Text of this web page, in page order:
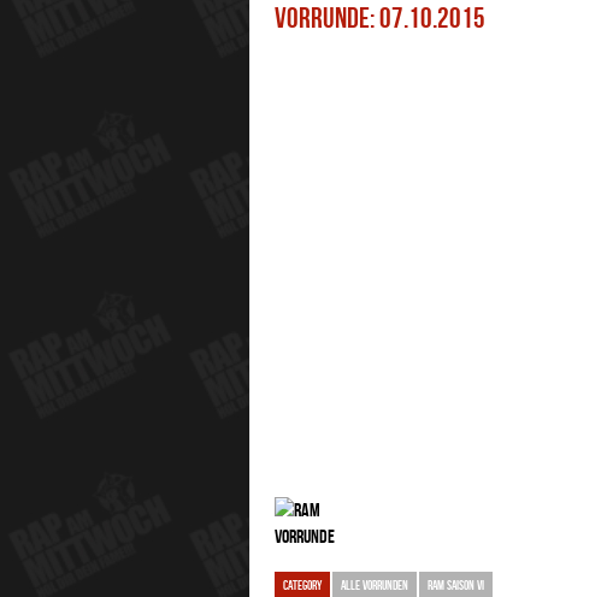
Vorrunde: 07.10.2015
CATEGORY ALLE VORRUNDEN RAM SAISON VI